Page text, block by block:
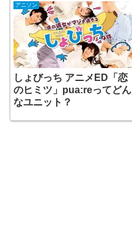
アニソン
しょびっち アニメED「恋
のヒミツ」pua:reってどん
なユニット？